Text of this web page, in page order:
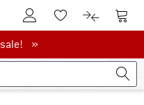
De klantenaccount
Naar deNaar de
»